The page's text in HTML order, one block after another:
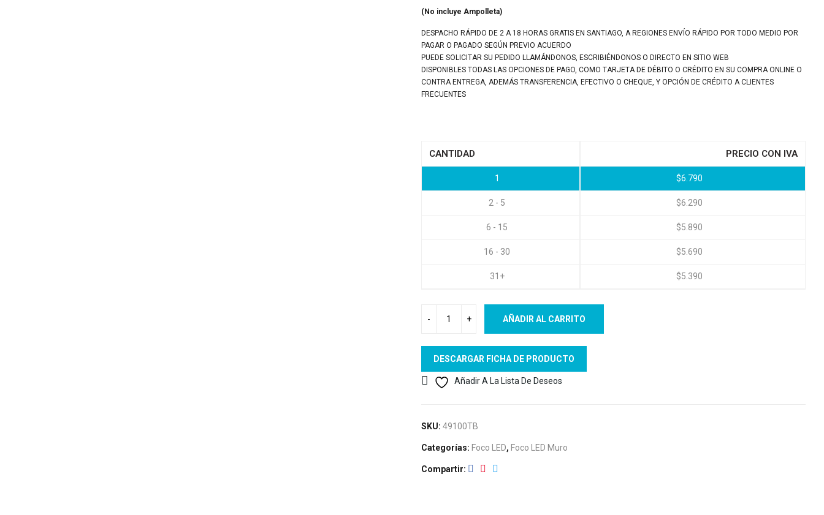
(No incluye Ampolleta)
DESPACHO RÁPIDO DE 2 A 18 HORAS GRATIS EN SANTIAGO, A REGIONES ENVÍO RÁPIDO POR TODO MEDIO POR
PAGAR O PAGADO SEGÚN PREVIO ACUERDO
PUEDE SOLICITAR SU PEDIDO LLAMÁNDONOS, ESCRIBIÉNDONOS O DIRECTO EN SITIO WEB
DISPONIBLES TODAS LAS OPCIONES DE PAGO, COMO TARJETA DE DÉBITO O CRÉDITO EN SU COMPRA ONLINE O
CONTRA ENTREGA, ADEMÁS TRANSFERENCIA, EFECTIVO O CHEQUE, Y OPCIÓN DE CRÉDITO A CLIENTES
FRECUENTES
CANTIDAD PRECIO CON IVA
1 $6.790
2 - 5 $6.290
6 - 15 $5.890
16 - 30 $5.690
31+ $5.390
AÑADIR AL CARRITO
DESCARGAR FICHA DE PRODUCTO
Añadir A La Lista De Deseos
SKU: 49100TB
Categorías: Foco LED, Foco LED Muro
Compartir